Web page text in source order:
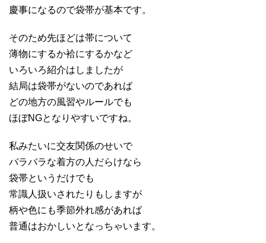
慶事になるので袋帯が基本です。
そのため先ほどは帯について
薄物にするか袷にするかなど
いろいろ紹介はしましたが
結局は袋帯がないのであれば
どの地方の風習やルールでも
ほぼNGとなりやすいですね。
私みたいに交友関係のせいで
バラバラな着方の人だらけなら
袋帯というだけでも
常識人扱いされたりもしますが
柄や色にも季節外れ感があれば
普通はおかしいとなっちゃいます。